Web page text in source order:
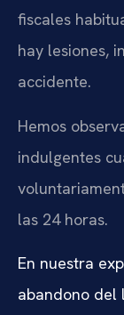
fiscales
hay lesiones,
accidente.
Hemos
indulgentes
las 24 horas.
En nuestra
abandono del